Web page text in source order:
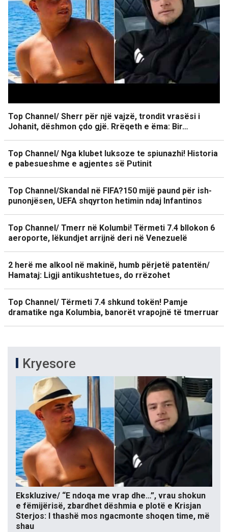
Top Channel/ Sherr për një vajzë, trondit vrasësi i
Johanit, dëshmon çdo gjë. Rrëqeth e ëma: Bir…
Top Channel/ Nga klubet luksoze te spiunazhi! Historia
e pabesueshme e agjentes së Putinit
Top Channel/Skandal në FIFA?150 mijë paund për ish-
punonjësen, UEFA shqyrton hetimin ndaj Infantinos
Top Channel/ Tmerr në Kolumbi! Tërmeti 7.4 bllokon 6
aeroporte, lëkundjet arrijnë deri në Venezuelë
2 herë me alkool në makinë, humb përjetë patentën/
Hamataj: Ligji antikushtetues, do rrëzohet
Top Channel/ Tërmeti 7.4 shkund tokën! Pamje
dramatike nga Kolumbia, banorët vrapojnë të tmerruar
Kryesore
Ekskluzive/ “E ndoqa me vrap dhe…”, vrau shokun
e fëmijërisë, zbardhet dëshmia e plotë e Krisjan
Sterjos: I thashë mos ngacmonte shoqen time, më
shau